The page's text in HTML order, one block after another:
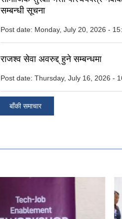
सम्बन्धी सूचना
Post date: Monday, July 20, 2026 -
राजश्व सेवा अवरुद्द् हुने सम्बन्धमा
Post date: Thursday, July 16, 2026 -
बाँकी समाचार